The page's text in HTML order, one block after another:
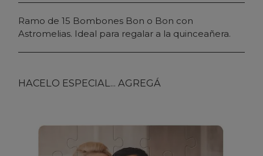
Ramo de 15 Bombones Bon o Bon con
Astromelias. Ideal para regalar a la quinceañera.
HACELO ESPECIAL... AGREGÁ